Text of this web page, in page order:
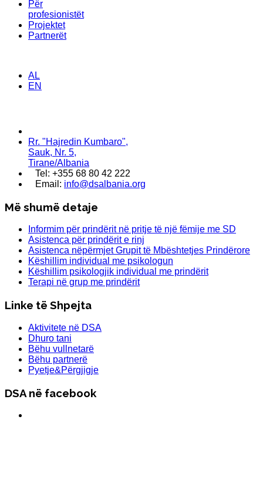
Për
profesionistët
Projektet
Partnerët
AL
EN
Rr. "Hajredin Kumbaro",
Sauk, Nr. 5,
Tirane/Albania
Tel: +355 68 80 42 222
Email: info@dsalbania.org
Më shumë detaje
Informim për prindërit në pritje të një fëmije me SD
Asistenca për prindërit e rinj
Asistenca nëpërmjet Grupit të Mbështetjes Prindërore
Këshillim individual me psikologun
Këshillim psikologjik individual me prindërit
Terapi në grup me prindërit
Linke të Shpejta
Aktivitete në DSA
Dhuro tani
Bëhu vullnetarë
Bëhu partnerë
Pyetje&Përgjigje
DSA në facebook